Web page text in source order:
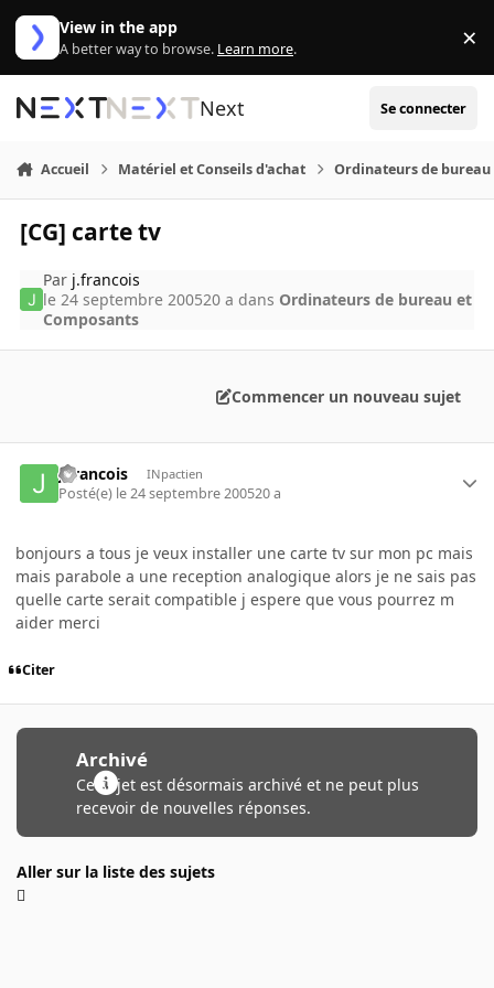
Aller au contenu
View in the app
A better way to browse. Learn more. ×
Next Se connecter
Accueil Matériel et Conseils d'achat Ordinateurs de bureau
[CG] carte tv
Par j.francois
le 24 septembre 200520 a dans Ordinateurs de bureau et
Composants
Commencer un nouveau sujet
j.francois INpactien
Posté(e) le 24 septembre 200520 a
bonjours a tous je veux installer une carte tv sur mon pc mais
mais parabole a une reception analogique alors je ne sais pas
quelle carte serait compatible j espere que vous pourrez m
aider merci
Citer
Archivé
Ce sujet est désormais archivé et ne peut plus
recevoir de nouvelles réponses.
Aller sur la liste des sujets